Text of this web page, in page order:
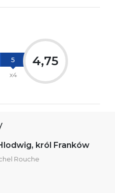
5
x4
4,75
król Franków
Rouche